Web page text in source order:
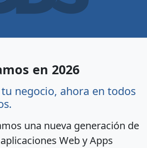
en 2026
negocio, ahora en todos
una nueva generación de
Web y Apps